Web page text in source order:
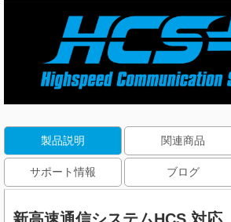
製品説明 関連商品
サポート情報 ブログ